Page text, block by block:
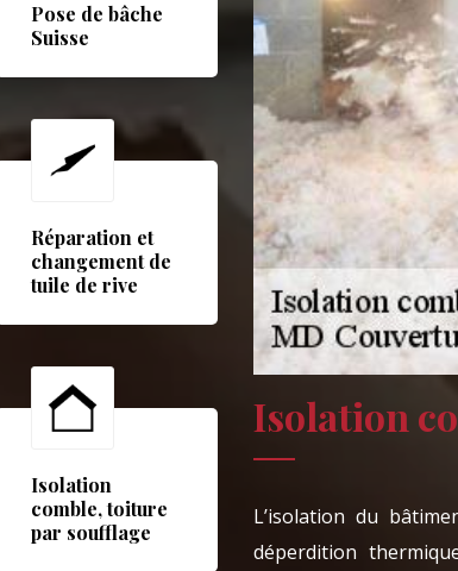
Pose de bâche
Suisse
Réparation et
changement de
tuile de rive
Isolation
comble, toiture
par soufflage
Isolation
L’isolation du
déperdition